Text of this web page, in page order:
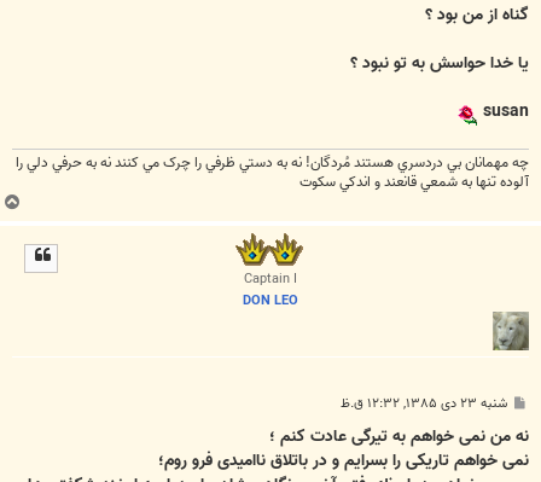
گناه از من بود ؟
یا خدا حواسش به تو نبود ؟
susan
چه مهمانان بي دردسري هستند مُردگان! نه به دستي ظرفي را چرک مي کنند نه به حرفي دلي را
آلوده تنها به شمعي قانعند و اندکي سکوت
ب
ا
Captain I
DON LEO
پ
ت
شنبه ۲۳ دی ۱۳۸۵, ۱۲:۳۲ ق.ظ
نه من نمی خواهم به تیرگی عادت کنم ؛
نمی خواهم تاریکی را بسرایم و در باتلاق ناامیدی فرو روم؛